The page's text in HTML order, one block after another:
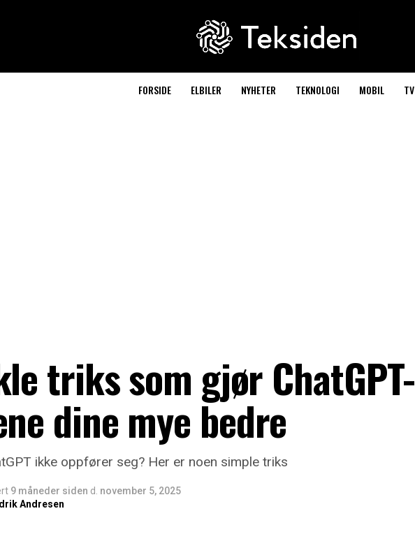
FORSIDE ELBILER NYHETER TEKNOLOGI MOBIL TV
triks som gjør ChatGPT-
dine mye bedre
ikke oppfører seg? Her er noen simple triks
9 måneder siden d. november 5, 2025
Andresen